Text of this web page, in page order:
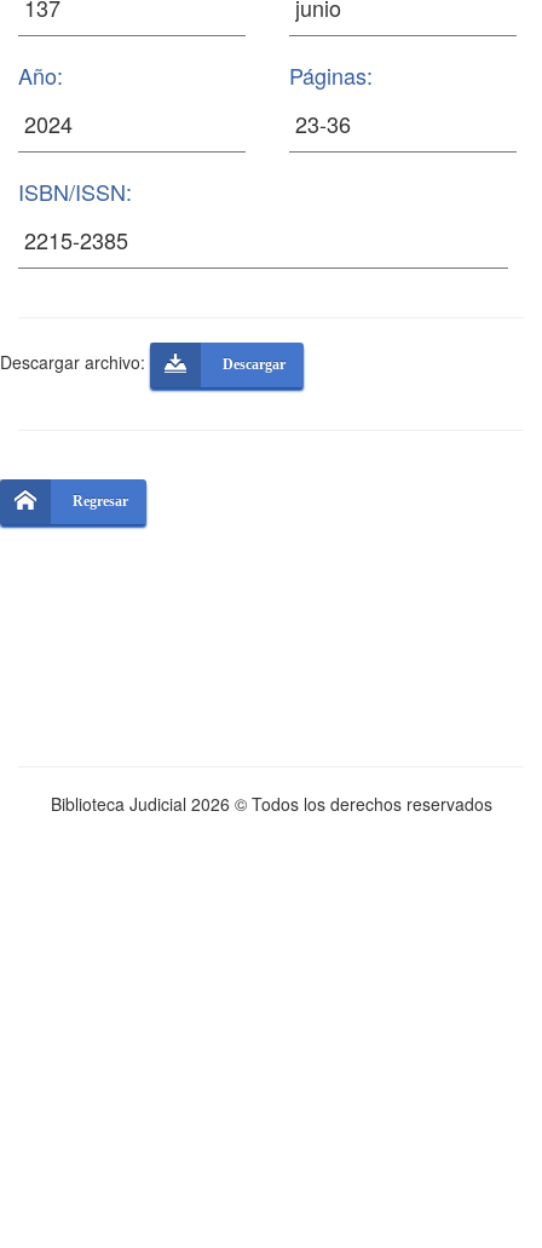
Año: Páginas:
ISBN/ISSN:
Descargar archivo: Descargar
Regresar
Biblioteca Judicial 2026 © Todos los derechos reservados